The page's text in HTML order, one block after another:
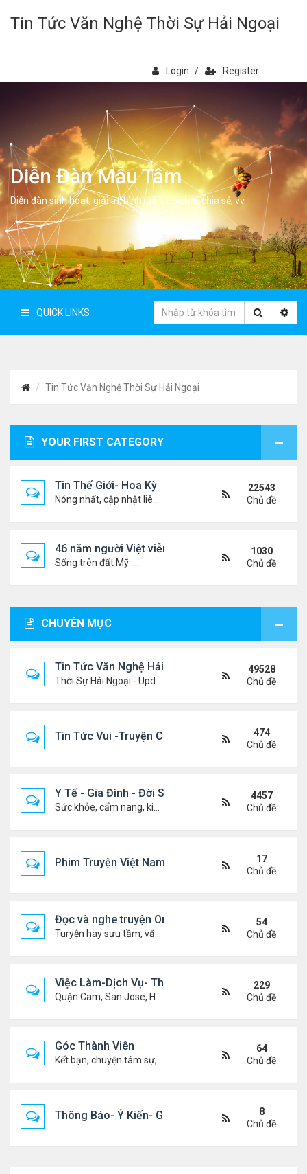
Tin Tức Văn Nghệ Thời Sự Hải Ngoại
Login / Register
Diễn Đàn Mẫu Tâm
Diễn đàn sinh hoạt, giải trí, bình luân, học hỏi, chia sẻ, vv.
QUICK LINKS
Tin Tức Văn Nghệ Thời Sự Hải Ngoại
YOUR FIRST CATEGORY
Tin Thế Giới- Hoa Kỳ
22543
Chủ đề
46 năm người Việt viễn xứ
Sống trên đất Mỹ ....
1030
Chủ đề
CHUYÊN MỤC
Tin Tức Văn Nghệ Hải Ngoại
49528
Chủ đề
Tin Tức Vui -Truyện Cười- Video Hài
474
Chủ đề
Y Tế - Gia Đình - Đời Sống
4457
Chủ đề
Phim Truyện Việt Nam Online
17
Chủ đề
Đọc và nghe truyện Online
54
Chủ đề
Việc Làm-Dịch Vụ- Thuê Nhà
229
Chủ đề
Góc Thành Viên
64
Chủ đề
Thông Báo- Ý Kiến- Góp Ý- Liên Lạc
8
Chủ đề